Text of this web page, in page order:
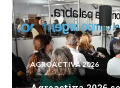
AGROACTIVA 2026